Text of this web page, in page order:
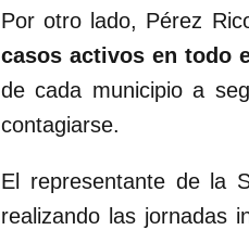
Por otro lado, Pérez
casos activos en todo
de cada municipio a
contagiarse.
El representante de la
realizando las jornadas